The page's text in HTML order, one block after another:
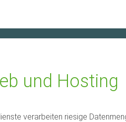
und Hosting
verarbeiten riesige